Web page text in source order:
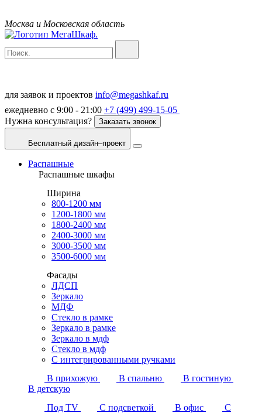
Москва и Московская область
для заявок и проектов info@megashkaf.ru
ежедневно с 9:00 - 21:00 +7 (499) 499-15-05
Нужна консультация?
Заказать звонок
Бесплатный дизайн–проект
Распашные
Распашные шкафы
Ширина
800-1200 мм
1200-1800 мм
1800-2400 мм
2400-3000 мм
3000-3500 мм
3500-6000 мм
Фасады
ЛДСП
Зеркало
МДФ
Стекло в рамке
Зеркало в рамке
Зеркало в мдф
Стекло в мдф
С интегрированными ручками
В прихожую
В спальню
В гостиную
В детскую
Под TV
С подсветкой В офис
С